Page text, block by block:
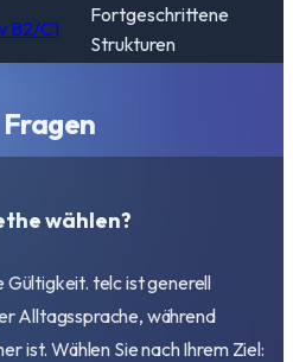
B2/C1
Fortgeschrittene
Strukturen
wählen?
telc ist generell
Alltagssprache, während
ist. Wählen Sie nach Ihrem Ziel: